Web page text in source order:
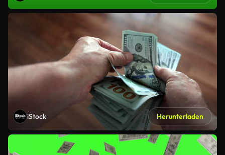
iStock Herunterladen